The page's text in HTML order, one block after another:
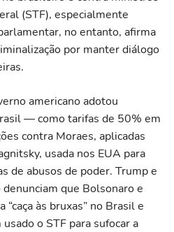
(STF), especialmente
no entanto, afirma
por manter diálogo
americano adotou
— como tarifas de 50% em
contra Moraes, aplicadas
usada nos EUA para
de abusos de poder. Trump e
que Bolsonaro e
às bruxas” no Brasil e
o STF para sufocar a